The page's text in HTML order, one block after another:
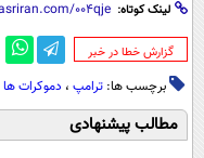
لینک کوتاه:
‌گزارش خطا در خبر
برچسب ها: ترامپ ، دموکرات ها
مطالب پیشنهادی